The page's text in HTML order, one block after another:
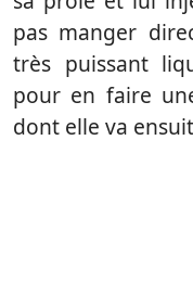
pas manger
très puissant
pour en faire
dont elle va